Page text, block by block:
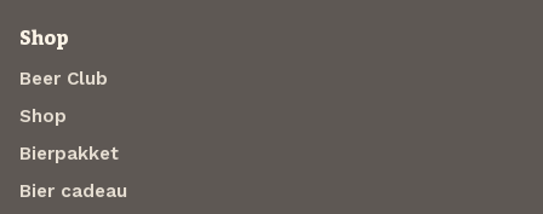
Shop
Beer Club
Shop
Bierpakket
Bier cadeau